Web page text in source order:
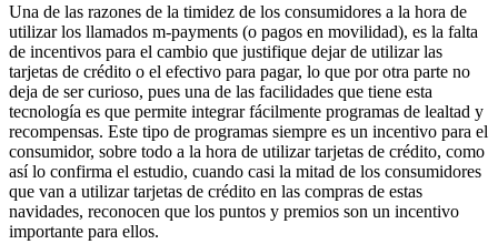
Una de las razones de la timidez de los consumidores a la hora de
utilizar los llamados m-payments (o pagos en movilidad), es la falta
de incentivos para el cambio que justifique dejar de utilizar las
tarjetas de crédito o el efectivo para pagar, lo que por otra parte no
deja de ser curioso, pues una de las facilidades que tiene esta
tecnología es que permite integrar fácilmente programas de lealtad y
recompensas. Este tipo de programas siempre es un incentivo para el
consumidor, sobre todo a la hora de utilizar tarjetas de crédito, como
así lo confirma el estudio, cuando casi la mitad de los consumidores
que van a utilizar tarjetas de crédito en las compras de estas
navidades, reconocen que los puntos y premios son un incentivo
importante para ellos.